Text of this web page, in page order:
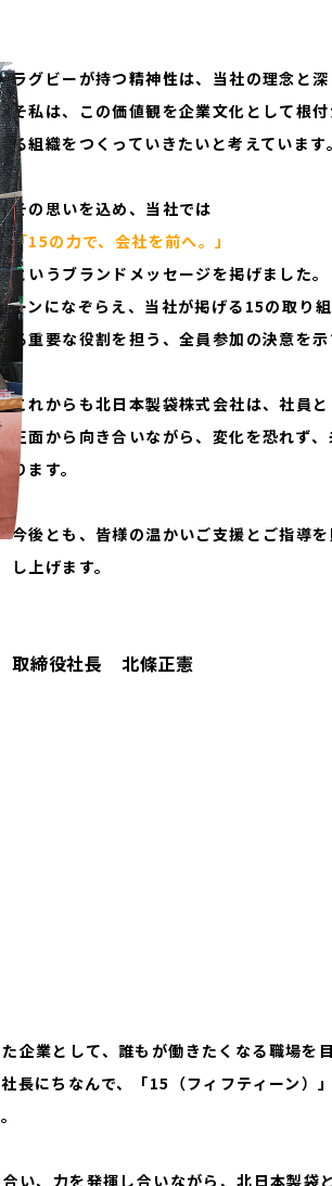
ラグビーが持つ精神性は、当社の理念と
そ私は、この価値観を企業文化として根
る組織をつくっていきたいと考えています。
その思いを込め、当社では
「15の力で、会社を前へ。」
というブランドメッセージを掲げました
ーンになぞらえ、当社が掲げる15の取り
る重要な役割を担う、全員参加の決意を示
これからも北日本製袋株式会社は、社員
正面から向き合いながら、変化を恐れず
ります。
今後とも、皆様の温かいご支援とご指導
し上げます。
取締役社長 北條正憲
企業として、誰もが働きたくなる職場を
長にちなんで、「15（フィフティーン）
い、力を発揮し合いながら、北日本製袋